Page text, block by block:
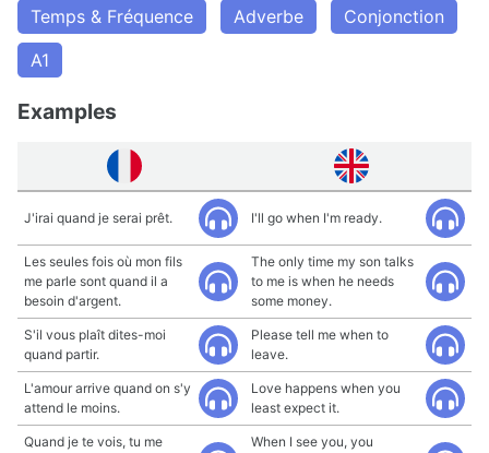
Temps & Fréquence Adverbe
Conjonction
A1
Examples
J'irai quand je serai prêt. I'll go when I'm ready.
Les seules fois où mon fils
me parle sont quand il a
besoin d'argent.
The only time my son talks
to me is when he needs
some money.
S'il vous plaît dites-moi
quand partir.
Please tell me when to
leave.
L'amour arrive quand on s'y
attend le moins.
Love happens when you
least expect it.
Quand je te vois, tu me
When I see you, you